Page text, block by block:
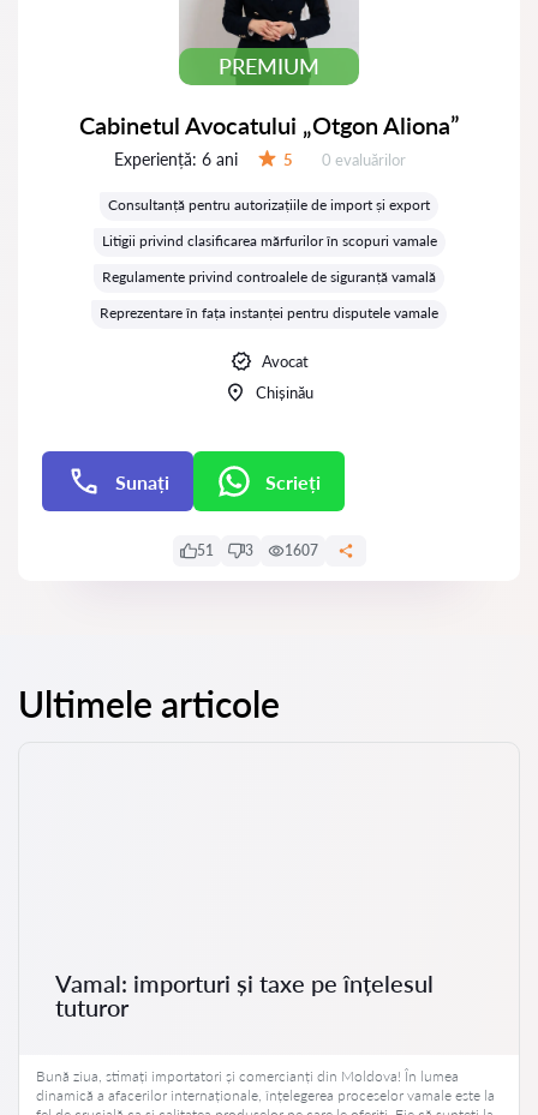
PREMIUM
Cabinetul Avocatului „Otgon Aliona”
Experiență: 6 ani 5 Evaluărilor:
0 evaluărilor
Consultanță pentru autorizațiile de import și export
Litigii privind clasificarea mărfurilor în scopuri vamale
Regulamente privind controalele de siguranță vamală
Reprezentare în fața instanței pentru disputele vamale
Avocat
Chișinău
Sunați Scrieți
51 3 1607
Ultimele articole
Vamal: importuri și taxe pe înțelesul
tuturor
Bună ziua, stimați importatori și comercianți din Moldova! În lumea
dinamică a afacerilor internaționale, înțelegerea proceselor vamale este la